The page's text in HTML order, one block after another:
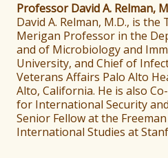
Professor David A. Relman,
David A. Relman, M.D., is the
Merigan Professor in the
and of Microbiology and
University, and Chief of
Veterans Affairs Palo Alto
Alto, California. He is also
for International Security
Senior Fellow at the
International Studies at